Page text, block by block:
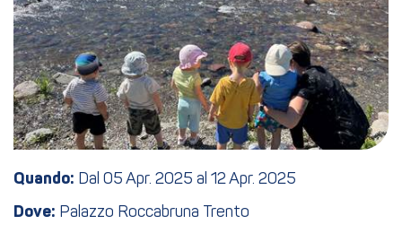
Quando: Dal 05 Apr. 2025 al 12 Apr. 2025
Dove: Palazzo Roccabruna Trento